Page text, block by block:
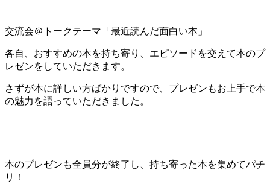
交流会＠トークテーマ「最近読んだ面白い本」
各自、おすすめの本を持ち寄り、エピソードを交えて本のプ
レゼンをしていただきます。
さずが本に詳しい方ばかりですので、プレゼンもお上手で本
の魅力を語っていただきました。
本のプレゼンも全員分が終了し、持ち寄った本を集めてパチ
リ！